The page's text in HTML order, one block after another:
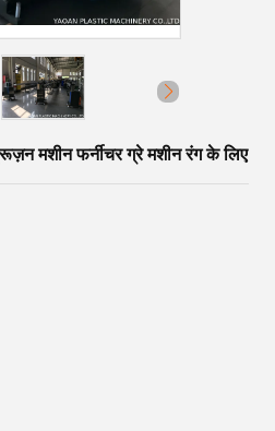
मशीन फर्नीचर ग्रे मशीन रंग के लिए